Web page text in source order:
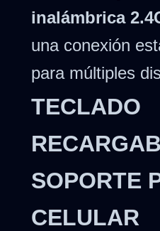
inalámbrica
una conexión
para múltiples
TECLADO
SOPORTE
CELULAR